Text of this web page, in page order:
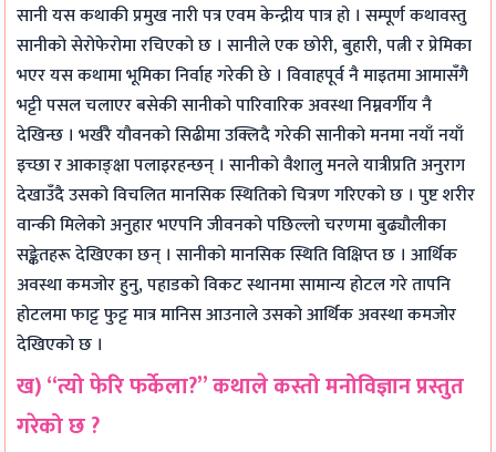
सानी यस कथाकी प्रमुख नारी पत्र एवम केन्द्रीय पात्र हो । सम्पूर्ण कथावस्तु
सानीको सेरोफेरोमा रचिएको छ । सानीले एक छोरी, बुहारी, पत्नी र प्रेमिका
भएर यस कथामा भूमिका निर्वाह गरेकी छे । विवाहपूर्व नै माइतमा आमासँगै
भट्टी पसल चलाएर बसेकी सानीको पारिवारिक अवस्था निम्नवर्गीय नै
देखिन्छ । भर्खरै यौवनको सिढीमा उक्लिदै गरेकी सानीको मनमा नयाँ नयाँ
इच्छा र आकाङ्क्षा पलाइरहन्छन् । सानीको वैशालु मनले यात्रीप्रति अनुराग
देखाउँदै उसको विचलित मानसिक स्थितिको चित्रण गरिएको छ । पुष्ट शरीर
वान्की मिलेको अनुहार भएपनि जीवनको पछिल्लो चरणमा बुढ्यौलीका
सङ्केतहरू देखिएका छन् । सानीको मानसिक स्थिति विक्षिप्त छ । आर्थिक
अवस्था कमजोर हुनु, पहाडको विकट स्थानमा सामान्य होटल गरे तापनि
होटलमा फाट्ट फुट्ट मात्र मानिस आउनाले उसको आर्थिक अवस्था कमजोर
देखिएको छ ।
ख) “त्यो फेरि फर्केला?” कथाले कस्तो मनोविज्ञान प्रस्तुत
गरेको छ ?